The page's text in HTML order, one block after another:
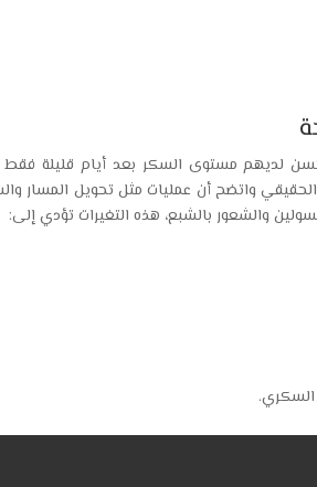
لديهم مستوى السكر بعد أيام قليلة فقط
واتضح أن عمليات مثل تحويل المسار
والشعور بالشبع، هذه التغيرات تؤدي إلى:
السكري.